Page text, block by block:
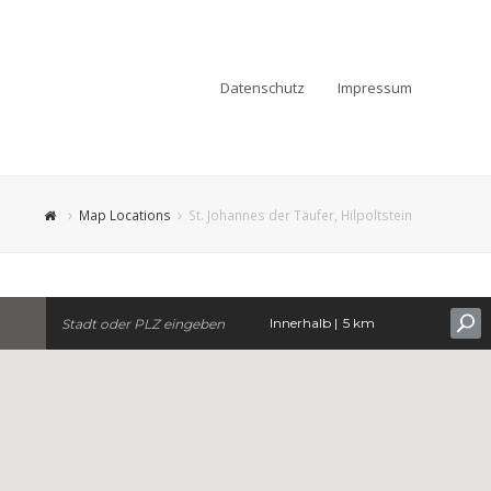
Datenschutz Impressum
Map Locations St. Johannes der Täufer, Hilpoltstein
Innerhalb | 5 km